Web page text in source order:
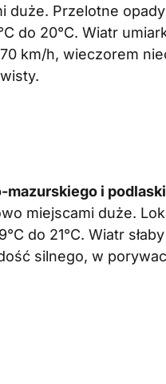
duże. Przelotne
do 20°C. Wiatr
km/h, wieczorem
mazurskiego i
miejscami duże.
do 21°C. Wiatr
silnego, w